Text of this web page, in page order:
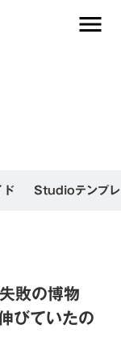
menu
Studioテンプ
敗の博物
ていたの